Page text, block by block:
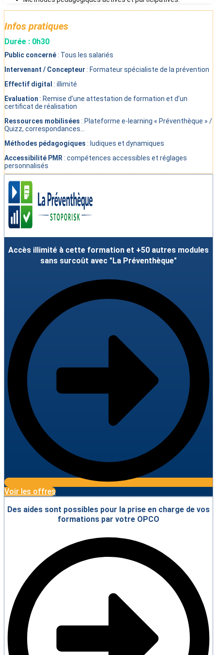
Infos pratiques
Durée : 0h30
Public concerné: Tous les salariés
Intervenant / Concepteur : Formateur spécialiste de la prévention
Effectif digital : illimité
Evaluation : Remise d’une attestation de formation et d’un
certificat de réalisation
Ressources mobilisées : Plateforme e-learning « Préventhèque » /
Quizz, correspondances…
Méthodes pédagogiques : ludiques et dynamiques
Accessibilité PMR : compétences accessibles et réglages
personnalisés
Accès illimité à cette formation et +50 autres modules
sans surcoût avec "La Préventhèque"
Voir les offres
Des aides sont possibles pour la prise en charge de vos
formations par votre OPCO